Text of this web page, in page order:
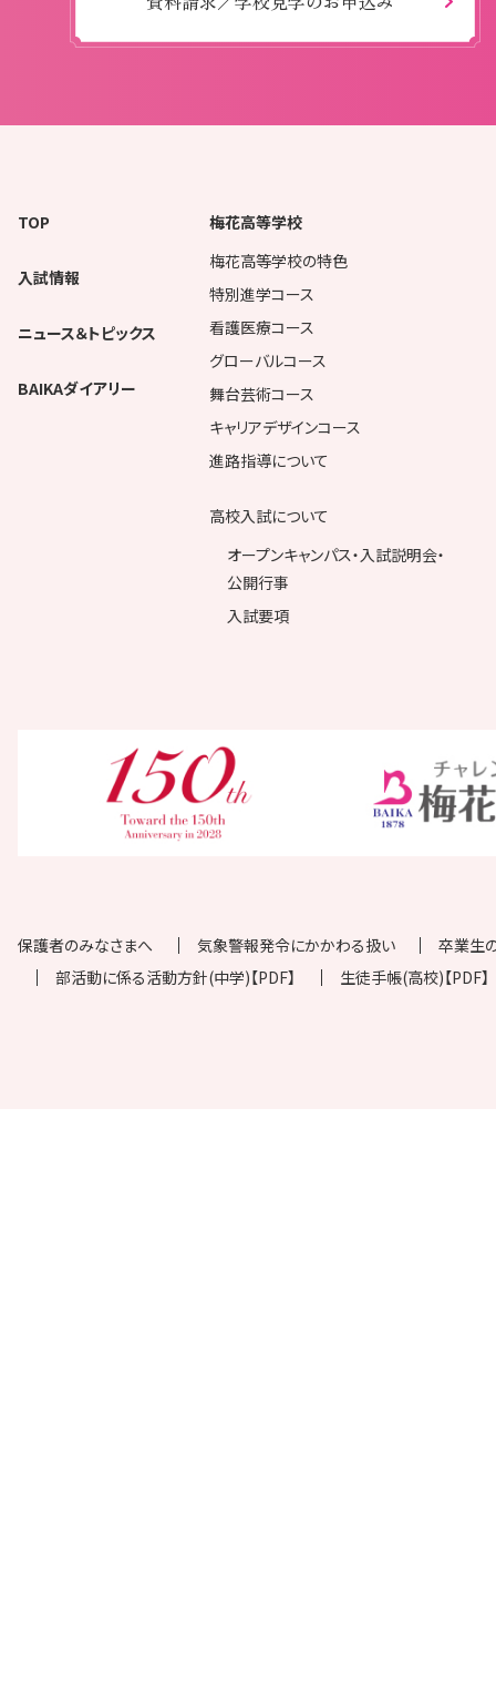
TOP
入試情報
ニュース＆トピックス
BAIKAダイアリー
梅花高等学校
梅花高等学校の特色
特別進学コース
看護医療コース
グローバルコース
舞台芸術コース
キャリアデザインコース
進路指導について
高校入試について
オープンキャンパス・入試説明会・
公開行事
入試要項
保護者のみなさまへ 気象警報発令にかかわる扱い
卒業生
部活動に係る活動方針(中学)【PDF】
生徒手帳(高校)【PDF】